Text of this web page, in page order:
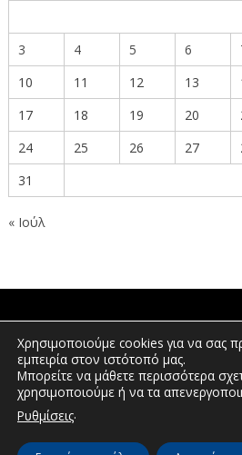
3
4 5 6
10
11 12 13
17
18 19 20
24
25 26 27
31
« Ιούλ
Χρησιμοποιούμε cookies για να σας
εμπειρία στον ιστότοπό μας.
Μπορείτε να μάθετε περισσότερα
χρησιμοποιούμε ή να τα
Ρυθμίσεις.